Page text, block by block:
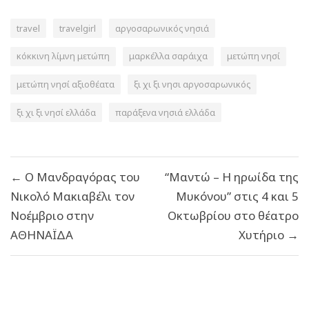
travel travelgirl αργοσαρωνικός νησιά
κόκκινη λίμνη μετώπη μαρκέλλα σαράιχα μετώπη νησί
μετώπη νησί αξιοθέατα ξι χι ξι νησι αργοσαρωνικός
ξι χι ξι νησί ελλάδα παράξενα νησιά ελλάδα
άρθρων
← Ο Μανδραγόρας του
Νικολό Μακιαβέλι τον
Νοέμβριο στην
ΑΘΗΝΑΪΔΑ
“Μαντώ – Η ηρωίδα της
Μυκόνου” στις 4 και 5
Οκτωβρίου στο θέατρο
Χυτήριο →